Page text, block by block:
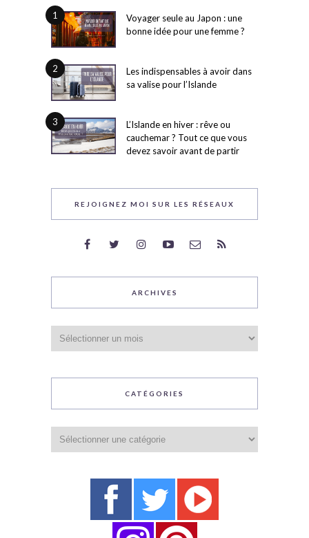
1
Voyager seule au Japon : une
bonne idée pour une femme ?
2
Les indispensables à avoir dans
sa valise pour l’Islande
3
L’Islande en hiver : rêve ou
cauchemar ? Tout ce que vous
devez savoir avant de partir
REJOIGNEZ MOI SUR LES RÉSEAUX
ARCHIVES
CATÉGORIES